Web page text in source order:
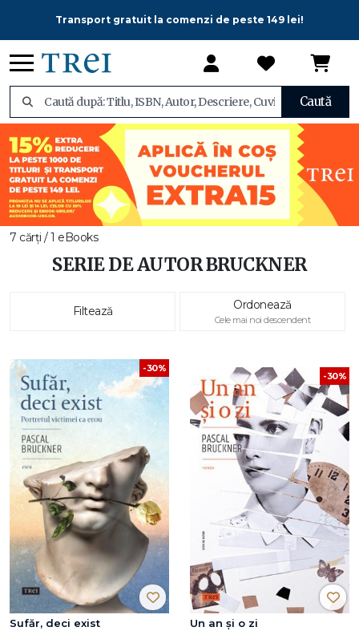
Transport gratuit la comenzi de peste 149 lei!
Caută
7 cărți / 1 eBooks
SERIE DE AUTOR BRUCKNER
Filtează Ordonează
Cele mai noi descendent
-30%
Sufăr, deci exist
-30%
Un an și o zi